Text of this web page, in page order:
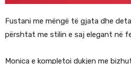
Fustani me mëngë të gjata dhe
përshtat me stilin e saj elegant në
Monica e kompletoi dukjen me